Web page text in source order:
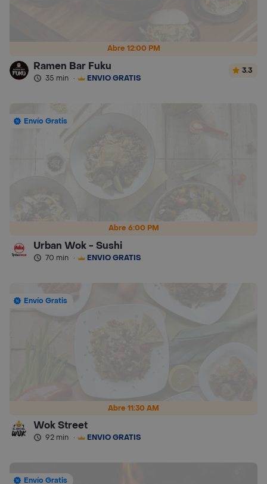
Abre 12:00 PM
Ramen Bar Fuku
35 min · ENVÍO GRATIS
3.3
Abre 6:00 PM
Envío Gratis
Urban Wok - Sushi
70 min · ENVÍO GRATIS
Abre 11:30 AM
Envío Gratis
Wok Street
92 min · ENVÍO GRATIS
Envío Gratis